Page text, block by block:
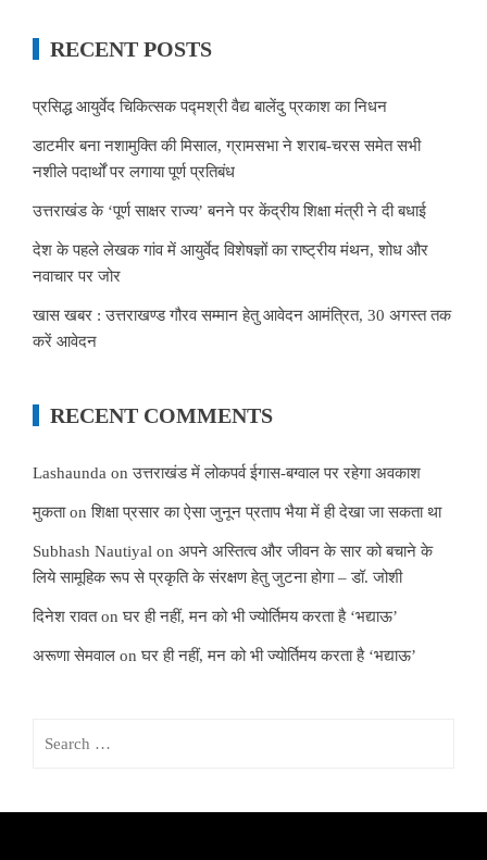
RECENT POSTS
प्रसिद्ध आयुर्वेद चिकित्सक पद्मश्री वैद्य बालेंदु प्रकाश का निधन
डाटमीर बना नशामुक्ति की मिसाल, ग्रामसभा ने शराब-चरस समेत सभी
नशीले पदार्थों पर लगाया पूर्ण प्रतिबंध
उत्तराखंड के ‘पूर्ण साक्षर राज्य’ बनने पर केंद्रीय शिक्षा मंत्री ने दी बधाई
देश के पहले लेखक गांव में आयुर्वेद विशेषज्ञों का राष्ट्रीय मंथन, शोध और
नवाचार पर जोर
खास खबर : उत्तराखण्ड गौरव सम्मान हेतु आवेदन आमंत्रित, 30 अगस्त तक
करें आवेदन
RECENT COMMENTS
Lashaunda onउत्तराखंड में लोकपर्व ईगास-बग्वाल पर रहेगा अवकाश
मुकताonशिक्षा प्रसार का ऐसा जुनून प्रताप भैया में ही देखा जा सकता था
Subhash Nautiyal on अपने अस्तित्व और जीवन के सार को बचाने के
लिये सामूहिक रूप से प्रकृति के संरक्षण हेतु जुटना होगा – डॉ. जोशी
दिनेश रावतonघर ही नहीं, मन को भी ज्योर्तिमय करता है ‘भद्याऊ’
अरूणा सेमवाल onघर ही नहीं, मन को भी ज्योर्तिमय करता है ‘भद्याऊ’